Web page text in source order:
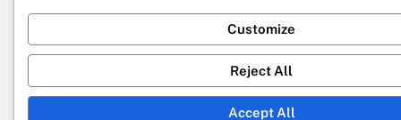
Customize
Reject All
Accept All